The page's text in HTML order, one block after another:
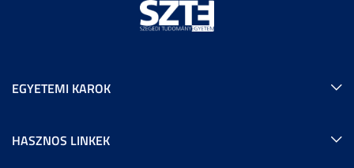
EGYETEMI KAROK
HASZNOS LINKEK